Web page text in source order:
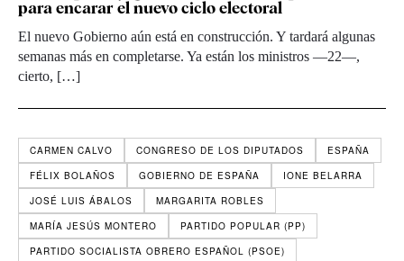
para encarar el nuevo ciclo electoral
El nuevo Gobierno aún está en construcción. Y tardará algunas
semanas más en completarse. Ya están los ministros —22—,
cierto, […]
CARMEN CALVO CONGRESO DE LOS DIPUTADOS
ESPAÑA
FÉLIX BOLAÑOS
GOBIERNO DE ESPAÑA
IONE BELARRA
JOSÉ LUIS ÁBALOS
MARGARITA ROBLES
MARÍA JESÚS MONTERO
PARTIDO POPULAR (PP)
PARTIDO SOCIALISTA OBRERO ESPAÑOL (PSOE)